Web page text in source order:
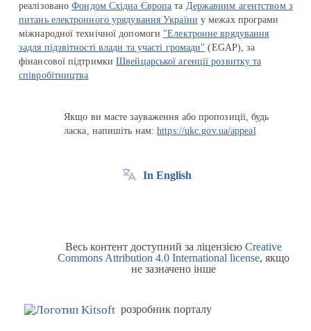
реалізованоФондом Східна Європа та Державним агентством з
питань електронного урядування України у межах програми
міжнародної технічної допомоги "Електронне врядування
задля підзвітності влади та участі громади" (EGAP), за
фінансової підтримкиШвейцарської агенції розвитку та
співробітництва
Якщо ви маєте зауваження або пропозиції, будь
ласка, напишіть нам:https://ukc.gov.ua/appeal
In English
Весь контент доступний за ліцензією Creative
Commons Attribution 4.0 International license, якщо
не зазначено інше
розробник порталу